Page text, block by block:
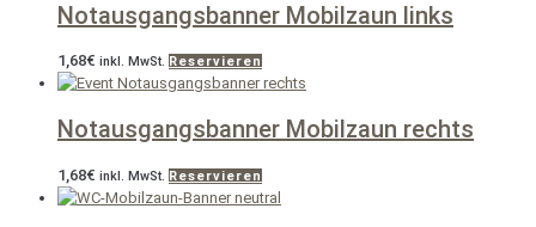
Notausgangsbanner Mobilzaun links
1,68€ inkl. MwSt. Reservieren
Notausgangsbanner Mobilzaun rechts
1,68€ inkl. MwSt. Reservieren